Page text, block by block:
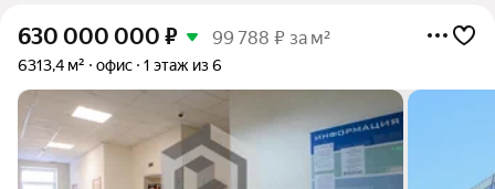
630 000 000 ₽ 99 788 ₽ за м²
6313,4 м² офис 1 этаж из 6